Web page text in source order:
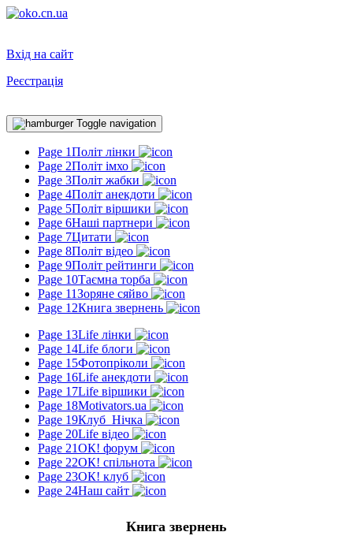
Вхід на сайт
Реєстрація
Toggle navigation
Page 1Політ лінки
Page 2Політ імхо
Page 3Політ жабки
Page 4Політ анекдоти
Page 5Політ віршики
Page 6Наші партнери
Page 7Цитати
Page 8Політ відео
Page 9Політ рейтинги
Page 10Таємна торба
Page 11Зоряне сяйво
Page 12Книга звернень
Page 13Life лінки
Page 14Life блоги
Page 15Фотопріколи
Page 16Life анекдоти
Page 17Life віршики
Page 18Motivators.ua
Page 19Клуб_Нічка
Page 20Life відео
Page 21ОК! форум
Page 22ОК! спільнота
Page 23ОК! клуб
Page 24Наш сайт
Книга звернень